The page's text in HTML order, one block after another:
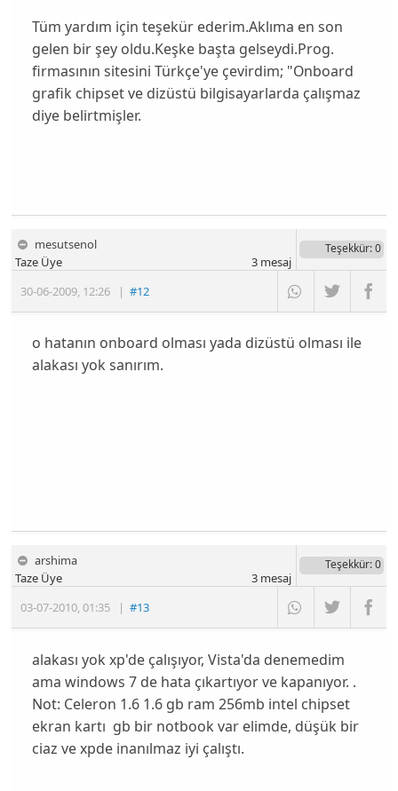
Tüm yardım için teşekür ederim.Aklıma en son
gelen bir şey oldu.Keşke başta gelseydi.Prog.
firmasının sitesini Türkçe'ye çevirdim; "Onboard
grafik chipset ve dizüstü bilgisayarlarda çalışmaz
diye belirtmişler.
mesutsenol
30-06-2009 12:26 |#12
Taze Üye
Teşekkür: 0
3mesaj
o hatanın onboard olması yada dizüstü olması ile
alakası yok sanırım.
arshima
03-07-2010,01:35 |#13
Taze Üye
Teşekkür: 0
3mesaj
alakası yok xp'de çalışıyor, Vista'da denemedim
ama windows 7 de hata çıkartıyor ve kapanıyor. .
Not: Celeron 1.6 1.6 gb ram 256mb intel chipset
ekran kartı gb bir notbook var elimde, düşük bir
ciaz ve xpde inanılmaz iyi çalıştı.